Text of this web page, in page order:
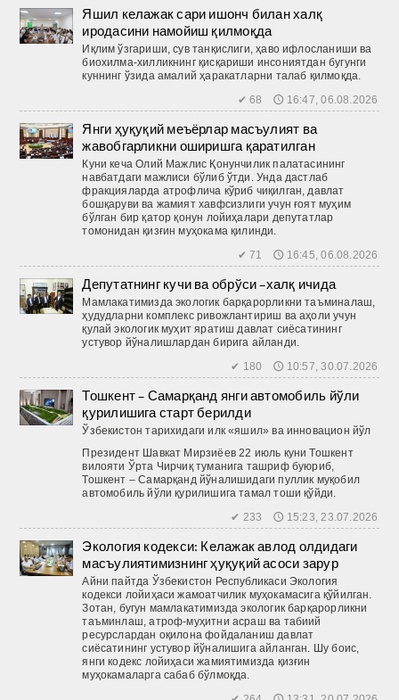
Яшил келажак сари ишонч билан халқ
иродасини намойиш қилмоқда
Иқлим ўзгариши, сув танқислиги, ҳаво ифлосланиши ва
биохилма-хилликнинг қисқариши инсониятдан бугунги
куннинг ўзида амалий ҳаракатларни талаб қилмоқда.
✔ 68 🕔 16:47, 06.08.2026
Янги ҳуқуқий меъёрлар масъулият ва
жавобгарликни оширишга қаратилган
Куни кеча Олий Мажлис Қонунчилик палатасининг
навбатдаги мажлиси бўлиб ўтди. Унда дастлаб
фракцияларда атрофлича кўриб чиқилган, давлат
бошқаруви ва жамият хавфсизлиги учун ғоят муҳим
бўлган бир қатор қонун лойиҳалари депутатлар
томонидан қизғин муҳокама қилинди.
✔ 71 🕔 16:45, 06.08.2026
Депутатнинг кучи ва обрўси –халқ ичида
Мамлакатимизда экологик барқарорликни таъминалаш,
ҳудудларни комплекс ривожлантириш ва аҳоли учун
қулай экологик муҳит яратиш давлат сиёсатининг
устувор йўналишлардан бирига айланди.
✔ 180 🕔 10:57, 30.07.2026
Тошкент – Самарқанд янги автомобиль йўли
қурилишига старт берилди
Ўзбекистон тарихидаги илк «яшил» ва инновацион йўл
Президент Шавкат Мирзиёев 22 июль куни Тошкент
вилояти Ўрта Чирчиқ туманига ташриф буюриб,
Тошкент – Самарқанд йўналишидаги пуллик муқобил
автомобиль йўли қурилишига тамал тоши қўйди.
✔ 233 🕔 15:23, 23.07.2026
Экология кодекси: Келажак авлод олдидаги
масъулиятимизнинг ҳуқуқий асоси зарур
Айни пайтда Ўзбекистон Респуб­ликаси Экология
кодекси лойиҳаси жамоатчилик муҳокамасига қўйилган.
Зотан, бугун мамлакатимизда экологик барқарорликни
таъминлаш, атроф-муҳитни асраш ва табиий
ресурслардан оқилона фойдаланиш давлат
сиёсатининг устувор йўналишига айланган. Шу боис,
янги кодекс лойиҳаси жамиятимизда қизғин
муҳокамаларга сабаб бўлмоқда.